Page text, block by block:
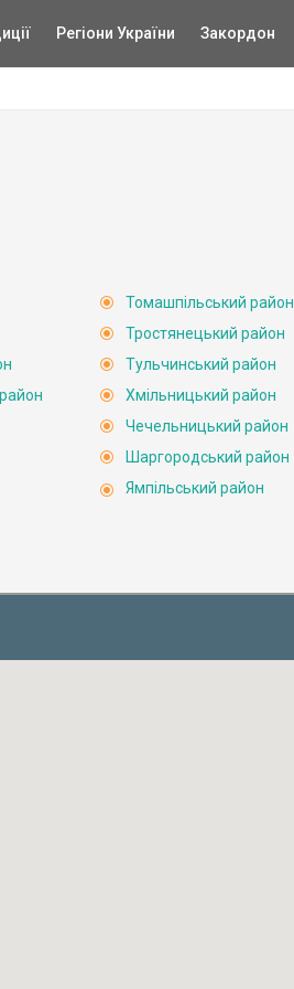
Регіони України Закордон
Томашпільський район
Тростянецький район
Тульчинський район
Хмільницький район
Чечельницький район
Шаргородський район
Ямпільський район